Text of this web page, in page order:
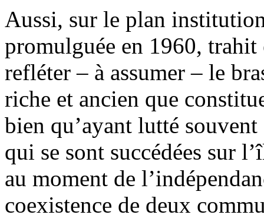
Aussi, sur le plan
promulguée en 1960,
refléter – à assumer – le
riche et ancien que
bien qu’ayant lutté
qui se sont succédées sur
au moment de
coexistence de deux